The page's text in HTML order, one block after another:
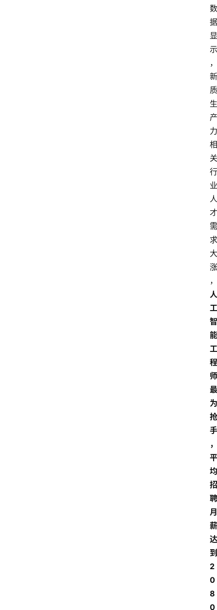
数
据
显
示
，
新
质
生
产
力
相
关
行
业
人
才
需
求
大
涨
，
人
工
智
能
工
程
师
最
为
抢
手
，
平
均
招
聘
月
薪
达
到
2
0
8
0